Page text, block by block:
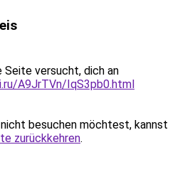
Seite versucht, dich an
A9JrTVn/IqS3pb0.html
besuchen möchtest, kannst
zurückkehren.